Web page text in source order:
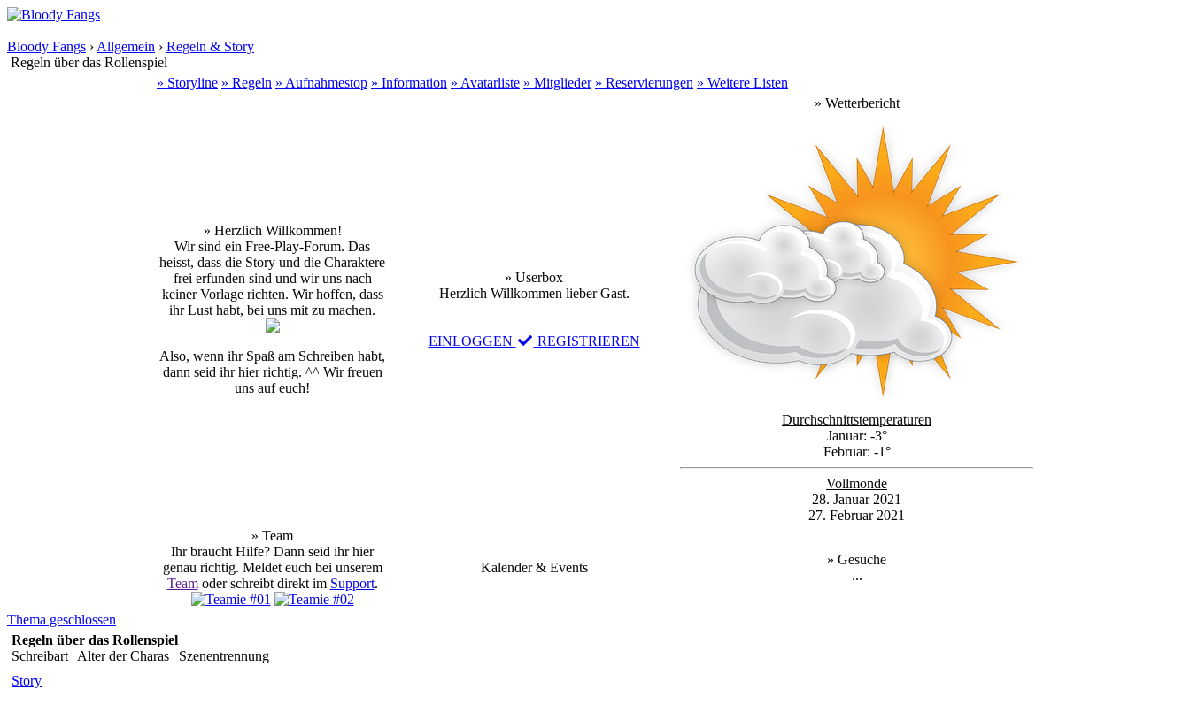
Bloody Fangs › Allgemein › Regeln & Story
Regeln über das Rollenspiel
» Storyline » Regeln » Aufnahmestop » Information » Avatarliste » Mitglieder » Reservierungen » Weitere Listen
» Herzlich Willkommen!
Wir sind ein Free-Play-Forum. Das
heisst, dass die Story und die Charaktere
frei erfunden sind und wir uns nach
keiner Vorlage richten. Wir hoffen, dass
ihr Lust habt, bei uns mit zu machen.
Also, wenn ihr Spaß am Schreiben habt,
dann seid ihr hier richtig. ^^ Wir freuen
uns auf euch!
» Userbox
Herzlich Willkommen lieber Gast.
EINLOGGEN REGISTRIEREN
» Wetterbericht
Durchschnittstemperaturen
Januar: -3°
Februar: -1°
Vollmonde
28. Januar 2021
27. Februar 2021
» Team
Ihr braucht Hilfe? Dann seid ihr hier
genau richtig. Meldet euch bei unserem
Teamoder schreibt direkt im Support.
Kalender & Events
» Gesuche
...
Thema geschlossen
Regeln über das Rollenspiel
Schreibart | Alter der Charas | Szenentrennung
Story